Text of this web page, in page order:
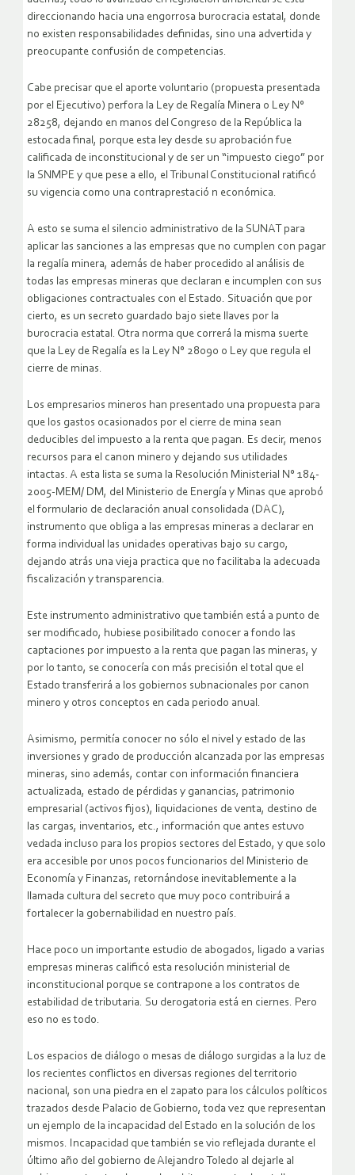
direccionando hacia una engorrosa burocracia estatal, donde
no existen responsabilidades definidas, sino una advertida y
preocupante confusión de competencias.
Cabe precisar que el aporte voluntario (propuesta presentada
por el Ejecutivo) perfora la Ley de Regalía Minera o Ley N°
28258, dejando en manos del Congreso de la República la
estocada final, porque esta ley desde su aprobación fue
calificada de inconstitucional y de ser un “impuesto ciego” por
la SNMPE y que pese a ello, el Tribunal Constitucional ratificó
su vigencia como una contraprestació n económica.
A esto se suma el silencio administrativo de la SUNAT para
aplicar las sanciones a las empresas que no cumplen con pagar
la regalía minera, además de haber procedido al análisis de
todas las empresas mineras que declaran e incumplen con sus
obligaciones contractuales con el Estado. Situación que por
cierto, es un secreto guardado bajo siete llaves por la
burocracia estatal. Otra norma que correrá la misma suerte
que la Ley de Regalía es la Ley N° 28090 o Ley que regula el
cierre de minas.
Los empresarios mineros han presentado una propuesta para
que los gastos ocasionados por el cierre de mina sean
deducibles del impuesto a la renta que pagan. Es decir, menos
recursos para el canon minero y dejando sus utilidades
intactas. A esta lista se suma la Resolución Ministerial N° 184-
2005-MEM/ DM, del Ministerio de Energía y Minas que aprobó
el formulario de declaración anual consolidada (DAC),
instrumento que obliga a las empresas mineras a declarar en
forma individual las unidades operativas bajo su cargo,
dejando atrás una vieja practica que no facilitaba la adecuada
fiscalización y transparencia.
Este instrumento administrativo que también está a punto de
ser modificado, hubiese posibilitado conocer a fondo las
captaciones por impuesto a la renta que pagan las mineras, y
por lo tanto, se conocería con más precisión el total que el
Estado transferirá a los gobiernos subnacionales por canon
minero y otros conceptos en cada periodo anual.
Asimismo, permitía conocer no sólo el nivel y estado de las
inversiones y grado de producción alcanzada por las empresas
mineras, sino además, contar con información financiera
actualizada, estado de pérdidas y ganancias, patrimonio
empresarial (activos fijos), liquidaciones de venta, destino de
las cargas, inventarios, etc., información que antes estuvo
vedada incluso para los propios sectores del Estado, y que solo
era accesible por unos pocos funcionarios del Ministerio de
Economía y Finanzas, retornándose inevitablemente a la
llamada cultura del secreto que muy poco contribuirá a
fortalecer la gobernabilidad en nuestro país.
Hace poco un importante estudio de abogados, ligado a varias
empresas mineras calificó esta resolución ministerial de
inconstitucional porque se contrapone a los contratos de
estabilidad de tributaria. Su derogatoria está en ciernes. Pero
eso no es todo.
Los espacios de diálogo o mesas de diálogo surgidas a la luz de
los recientes conflictos en diversas regiones del territorio
nacional, son una piedra en el zapato para los cálculos políticos
trazados desde Palacio de Gobierno, toda vez que representan
un ejemplo de la incapacidad del Estado en la solución de los
mismos. Incapacidad que también se vio reflejada durante el
último año del gobierno de Alejandro Toledo al dejarle al